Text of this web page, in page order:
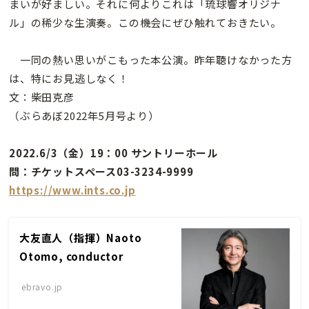
まいが好ましい。それに何よりこれは「琉球響オリジナ
ル」の稀少な生演奏。この機会にぜひ触れておきたい。
一同の熱い思いがこもった本公演。昨年聴けなかった方
は、特にお見逃しなく！
文：柴田克彦
（ぶらあぼ2022年5月号より）
2022.6/3（金）19：00 サントリーホール
問：チケットスペース03-3234-9999
https://www.ints.co.jp
大友直人（指揮）Naoto
Otomo, conductor
ebravo.jp